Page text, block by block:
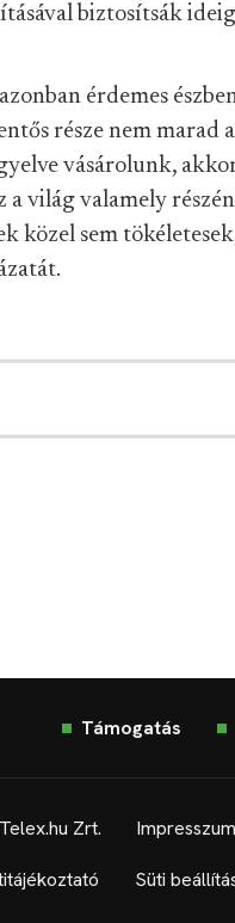
biztosítsák
érdemes
része nem marad
vásárolunk,
világ valamely
közel sem
Támogatás
Zrt. Impresszum
Süti